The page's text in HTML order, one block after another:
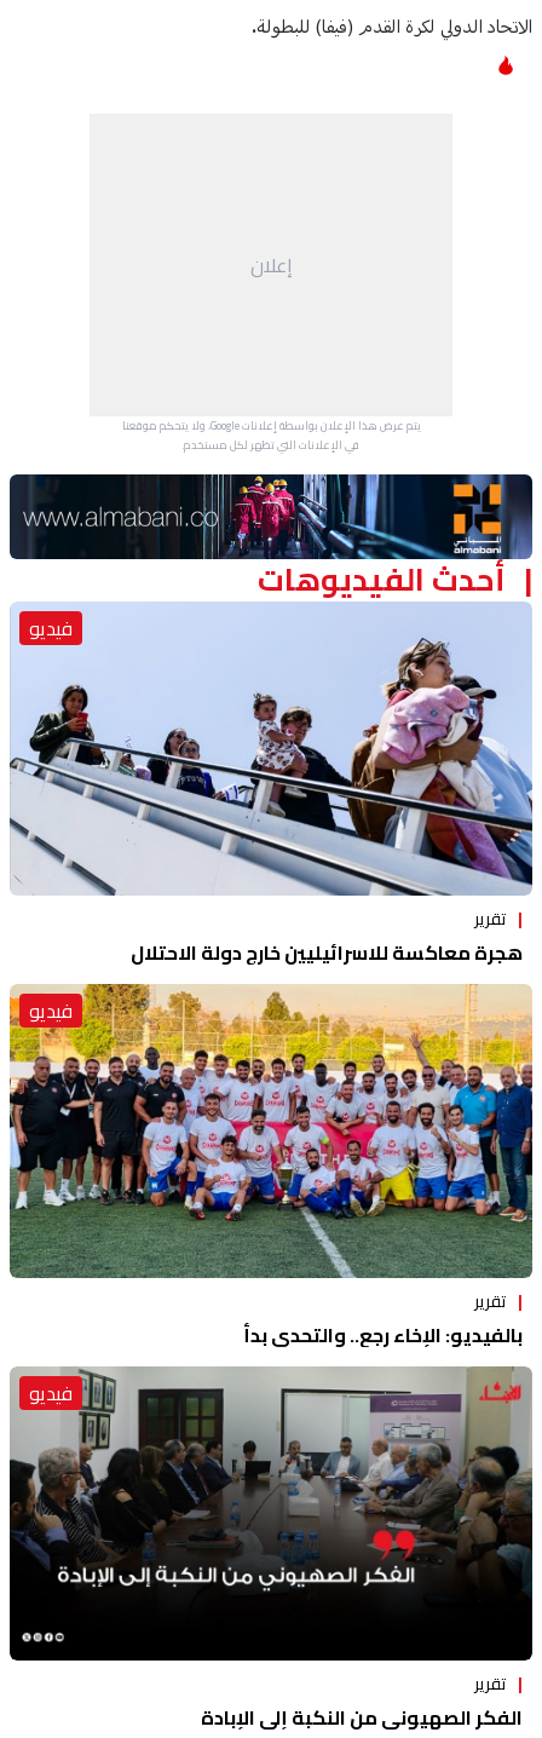
الاتحاد الدولي لكرة القدم (فيفا) للبطولة.
إعلان
يتم عرض هذا الإعلان بواسطة إعلانات Google، ولا يتحكم موقعنا
في الإعلانات التي تظهر لكل مستخدم.
Advertisement Section
أحدث الفيديوهات
فيديو
تقرير
هجرة معاكسة للاسرائيليين خارج دولة الاحتلال
فيديو
تقرير
بالفيديو: الإخاء رجع.. والتحدي بدأ
فيديو
تقرير
الفكر الصهيوني من النكبة إلى الإبادة